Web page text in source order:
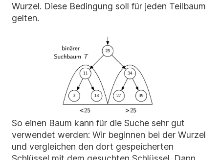
Wurzel. Diese Bedingung soll für jeden Teilbaum
gelten.
So einen Baum kann für die Suche sehr gut
verwendet werden: Wir beginnen bei der Wurzel
und vergleichen den dort gespeicherten